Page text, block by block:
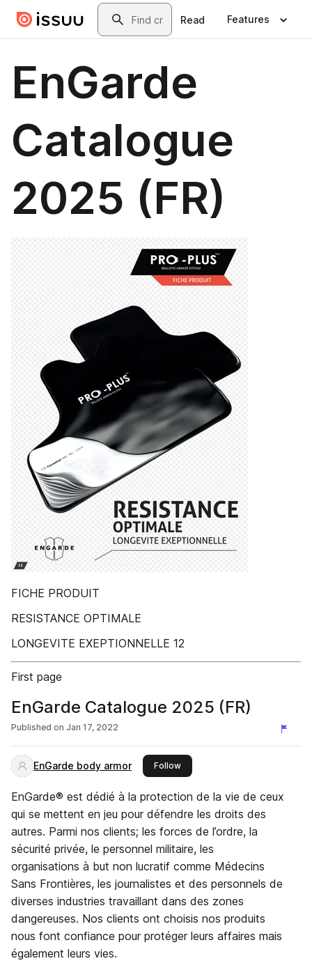
Skip to main contentSearch
Read Features
EnGarde
Catalogue
2025 (FR)
FICHE PRODUIT
RESISTANCE OPTIMALE
LONGEVITE EXEPTIONNELLE 12
First page
EnGarde Catalogue 2025 (FR)
Published on Jan 17, 2022
EnGarde body armor Followthis publisher
EnGarde® est dédié à la protection de la vie de ceux
qui se mettent en jeu pour défendre les droits des
autres. Parmi nos clients; les forces de l’ordre, la
sécurité privée, le personnel militaire, les
organisations à but non lucratif comme Médecins
Sans Frontières, les journalistes et des personnels de
diverses industries travaillant dans des zones
dangereuses. Nos clients ont choisis nos produits
nous font confiance pour protéger leurs affaires mais
également leurs vies.